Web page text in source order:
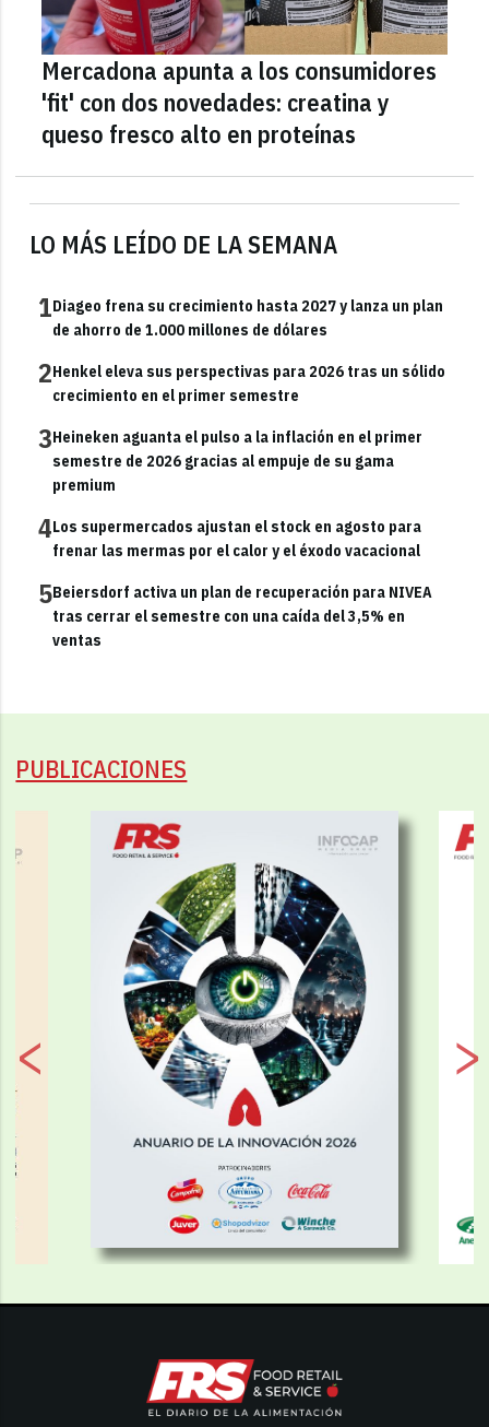
LO MÁS LEÍDO DE LA SEMANA
1Diageo frena su crecimiento hasta 2027 y lanza un plan
de ahorro de 1.000 millones de dólares
2Henkel eleva sus perspectivas para 2026 tras un sólido
crecimiento en el primer semestre
3Heineken aguanta el pulso a la inflación en el primer
semestre de 2026 gracias al empuje de su gama
premium
4Los supermercados ajustan el stock en agosto para
frenar las mermas por el calor y el éxodo vacacional
5Beiersdorf activa un plan de recuperación para NIVEA
tras cerrar el semestre con una caída del 3,5% en
ventas
Mercadona apunta a los consumidores
'fit' con dos novedades: creatina y
queso fresco alto en proteínas
PUBLICACIONES